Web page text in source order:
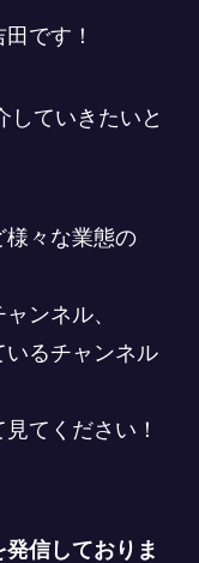
です！
していきたいと
様々な業態の
ンネル、
いるチャンネル
てください！
信しておりま